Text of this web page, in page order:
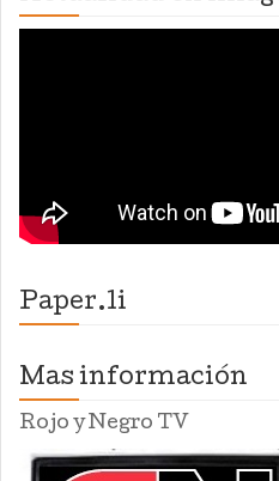
Paper.li
Mas información
Rojo y Negro TV